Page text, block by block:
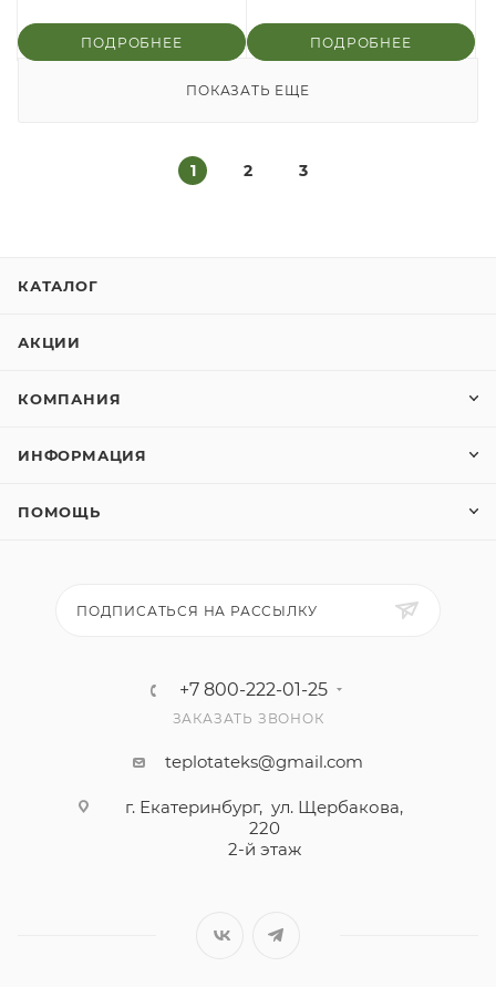
ПОДРОБНЕЕ ПОДРОБНЕЕ
ПОКАЗАТЬ ЕЩЕ
1 2 3
КАТАЛОГ
АКЦИИ
КОМПАНИЯ
ИНФОРМАЦИЯ
ПОМОЩЬ
ПОДПИСАТЬСЯ НА РАССЫЛКУ
+7 800-222-01-25
ЗАКАЗАТЬ ЗВОНОК
teplotateks@gmail.com
г. Екатеринбург, ул. Щербакова,
220
2-й этаж